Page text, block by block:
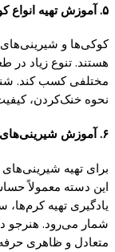
۵. آموزش تهیه انواع کوکی‌ها و شیرینی‌های خشک
کوکی‌ها و
هستند. تنوع زیاد
مختلفی کسب کند.
نحوه خنک‌کردن،
۶. آموزش شیرینی‌های تر، خامه‌ای و یخچالی
برای تهیه
این دسته معمولاً
یادگیری تهیه
شمار می‌رود. هنرجو
متعادل و ظاهری